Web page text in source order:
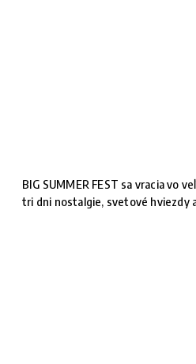
BIG SUMMER FEST sa vracia vo
tri dni nostalgie, svetové hviezdy